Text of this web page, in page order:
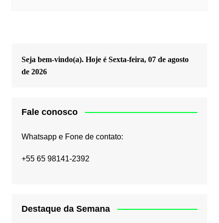
Seja bem-vindo(a). Hoje é Sexta-feira, 07 de agosto
de 2026
Fale conosco
Whatsapp e Fone de contato:
+55 65 98141-2392
Destaque da Semana